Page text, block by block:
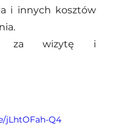
i innych kosztów
za wizytę i
jLhtOFah-Q4